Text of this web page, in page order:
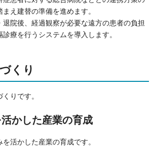
え建替の準備を進めます。
退院後、経過観察が必要な遠方の患者の負担
療を行うシステムを導入します。
くり
りです。
かした産業の育成
活かした産業の育成です。